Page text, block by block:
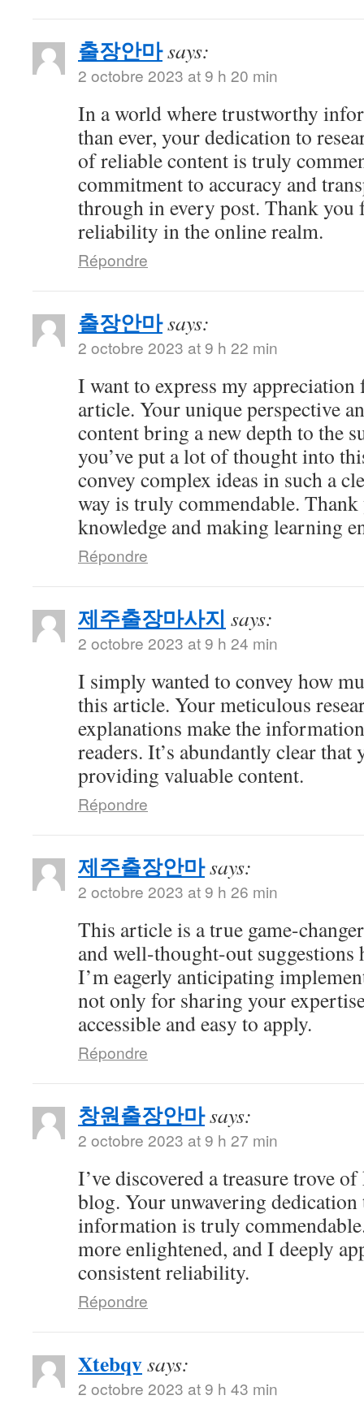
출장안마says:
2 octobre 2023 at 9 h 20 min
In a world where trustworthy
than ever, your dedication to
of reliable content is truly
commitment to accuracy and
through in every post. Thank you
reliability in the online realm.
Répondre
출장안마says:
2 octobre 2023 at 9 h 22 min
I want to express my
article. Your unique perspective
content bring a new depth to the
you’ve put a lot of thought into
convey complex ideas in such a
way is truly commendable.
knowledge and making learning
Répondre
제주출장마사지 says:
2 octobre 2023 at 9 h 24 min
I simply wanted to convey how
this article. Your meticulous
explanations make the
readers. It’s abundantly clear that
providing valuable content.
Répondre
제주출장안마says:
2 octobre 2023 at 9 h 26 min
This article is a true game-
and well-thought-out
I’m eagerly anticipating
not only for sharing your
accessible and easy to apply.
Répondre
창원출장안마says:
2 octobre 2023 at 9 h 27 min
I’ve discovered a treasure trove
blog. Your unwavering
information is truly
more enlightened, and I deeply
consistent reliability.
Répondre
Xtebqvsays:
2 octobre 2023 at 9 h 43 min